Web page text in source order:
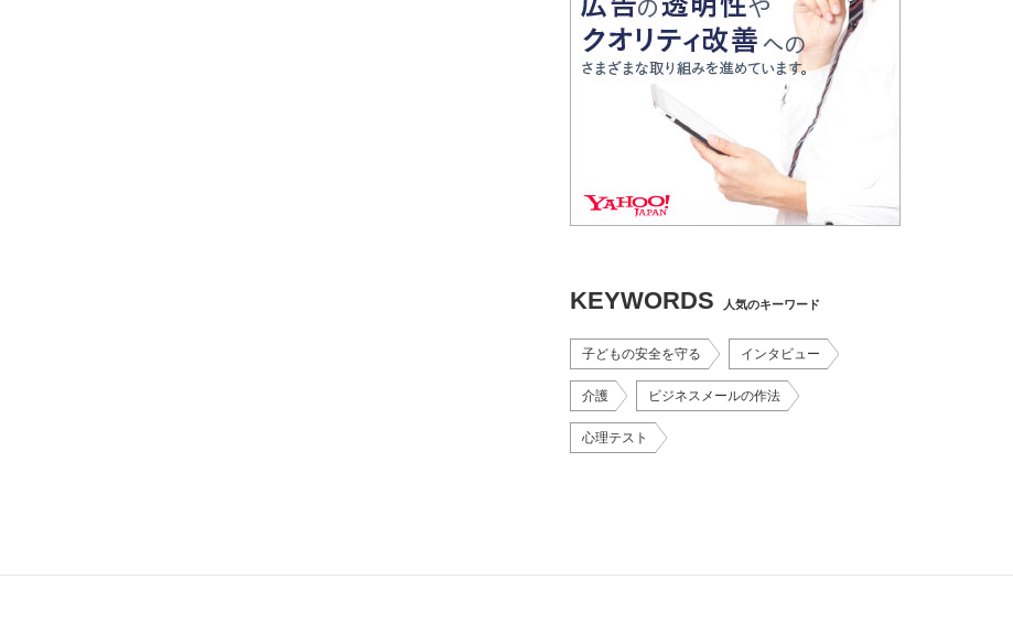
KEYWORDS 人気のキーワード
子どもの安全を守る インタビュー
介護 ビジネスメールの作法
心理テスト